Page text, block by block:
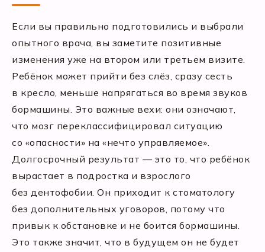
Если вы правильно подготовились и выбрали
опытного врача, вы заметите позитивные
изменения уже на втором или третьем визите.
Ребёнок может прийти без слёз, сразу сесть
в кресло, меньше напрягаться во время звуков
бормашины. Это важные вехи: они означают,
что мозг переклассифицировал ситуацию
со «опасности» на «нечто управляемое».
Долгосрочный результат — это то, что ребёнок
вырастает в подростка и взрослого
без дентофобии. Он приходит к стоматологу
без дополнительных уговоров, потому что
привык к обстановке и не боится бормашины.
Это также значит, что в будущем он не будет